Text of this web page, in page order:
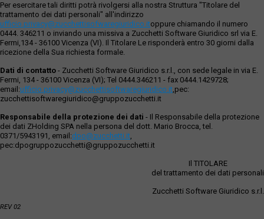
Per esercitare tali diritti potrà rivolgersi alla nostra Struttura "Titolare del
trattamento dei dati personali" all'indirizzo
ufficio.privacy@zucchettisofwaregiuridico.itoppure chiamando il numero
0444. 346211 o inviando una missiva a Zucchetti Software Giuridico srl via E.
Fermi,134 - 36100 Vicenza (VI). Il Titolare Le risponderà entro 30 giorni dalla
ricezione della Sua richiesta formale.
Dati di contatto - Zucchetti Software Giuridico s.r.l., con sede legale in via E.
Fermi, 134 - 36100 Vicenza (VI); Tel 0444.346211 - fax 0444.1429728;
email:ufficio.privacy@zucchettisoftwaregiuridico.it,pec:
zucchettisoftwaregiuridico@gruppozucchetti.it
Responsabile della protezione dei dati - Il Responsabile della protezione
dei dati ZHolding SPA nella persona del dott. Mario Brocca, tel.
0371/5943191, email:dpo@zucchetti.it,
pec:dpogruppozucchetti@gruppozucchetti.it
Il TITOLARE
del trattamento dei dati personali
Zucchetti Software Giuridico s.r.l.
REV 02